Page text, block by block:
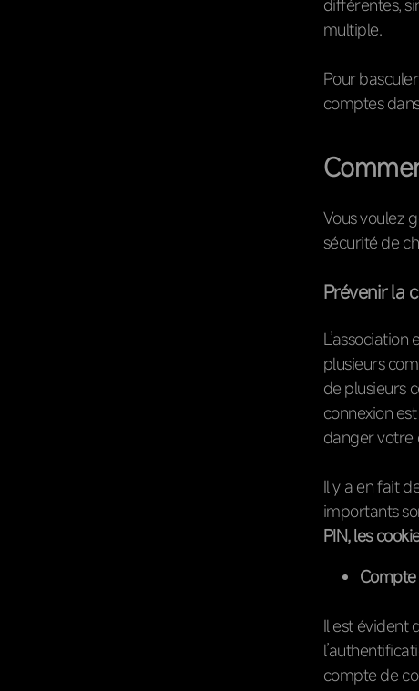
différentes,
multiple.
Pour
comptes
Vous voulez
sécurité de
Prévenir la
plusieurs
de plusieurs
connexion
danger votre
Il y a en fait
importants
PIN, les
Il est évident
compte de